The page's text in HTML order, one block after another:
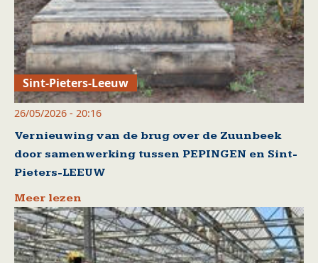
Sint-Pieters-Leeuw
26/05/2026 - 20:16
Vernieuwing van de brug over de Zuunbeek
door samenwerking tussen PEPINGEN en Sint-
Pieters-LEEUW
Meer lezen